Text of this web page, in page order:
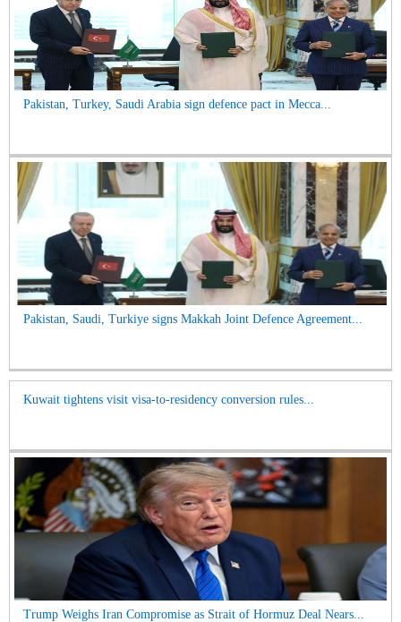
Pakistan, Turkey, Saudi Arabia sign defence pact in Mecca...
Pakistan, Saudi, Turkiye signs Makkah Joint Defence Agreement...
Kuwait tightens visit visa-to-residency conversion rules...
Trump Weighs Iran Compromise as Strait of Hormuz Deal Nears...